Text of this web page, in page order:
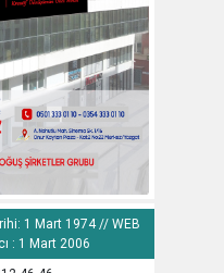
1 Mart 1974 // WEB
: 1 Mart 2006